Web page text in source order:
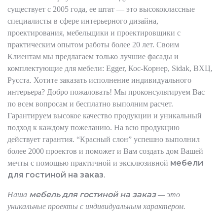
существует с 2005 года, ее штат — это высококлассные
специалисты в сфере интерьерного дизайна,
проектирования, мебельщики и проектировщики с
практическим опытом работы более 20 лет. Своим
Клиентам мы предлагаем только лучшие фасады и
комплектующие для мебели: Egger, Кос-Корнер, Sidak, ВХЦ,
Русста. Хотите заказать исполнение индивидуального
интерьера? Добро пожаловать! Мы проконсультируем Вас
по всем вопросам и бесплатно выполним расчет.
Гарантируем высокое качество продукции и уникальный
подход к каждому пожеланию. На всю продукцию
действует гарантия. “Красный слон” успешно выполнил
более 2000 проектов и поможет и Вам создать дом Вашей
мечты с помощью практичной и эксклюзивной мебели
для гостиной на заказ.
Наша мебель для гостиной на заказ— это
уникальные проекты с индивидуальным характером.